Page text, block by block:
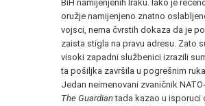
BiH namijenjenih Iraku. Iako je
oružje namijenjeno znatno
vojsci, nema čvrstih dokaza da je
zaista stigla na pravu adresu. Zato
visoki zapadni službenici izrazili
ta pošiljka završila u pogrešnim
Jedan neimenovani zvaničnik
The Guardiantada kazao u isporuci